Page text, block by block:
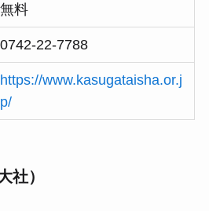
無料
0742-22-7788
https://www.kasugataisha.or.j
p/
社）